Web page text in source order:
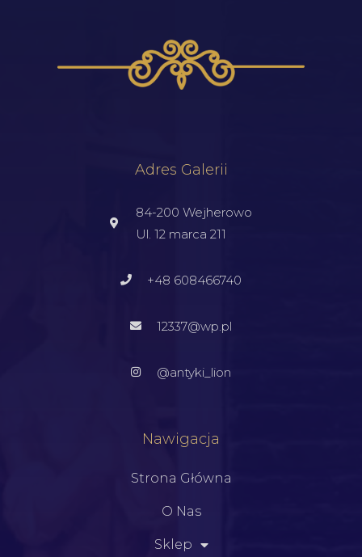
Adres Galerii
84-200 Wejherowo
Ul. 12 marca 211
+48 608466740
12337@wp.pl
@antyki_lion
Nawigacja
Strona Główna
O Nas
Sklep